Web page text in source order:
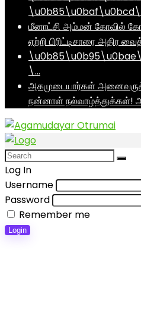
மீனாட்சி அம்மன் கோவில்
ஏற்றி பிரிட்டிசாரை அதிர
\…
அகமுடையார்கள்
நன்னாள் நல்வாழ்த்துக்கள்!
Log In
Username
Password
Remember me
Login